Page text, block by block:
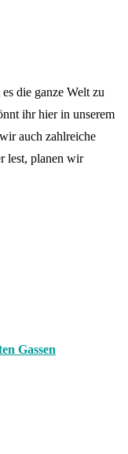
die ganze Welt zu
ihr hier in unserem
auch zahlreiche
lest, planen wir
Gassen